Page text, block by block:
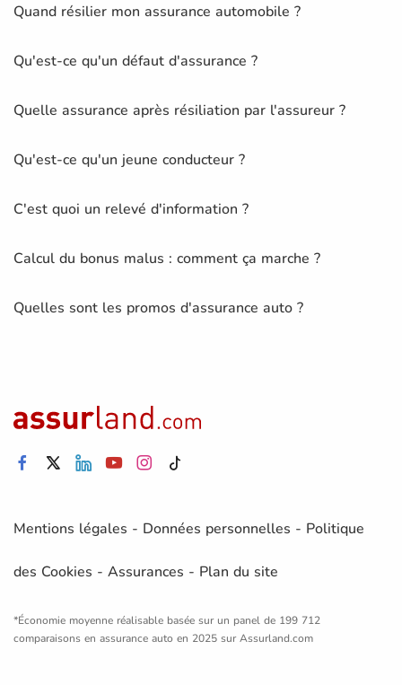
Quand résilier mon assurance automobile ?
Qu'est-ce qu'un défaut d'assurance ?
Quelle assurance après résiliation par l'assureur ?
Qu'est-ce qu'un jeune conducteur ?
C'est quoi un relevé d'information ?
Calcul du bonus malus : comment ça marche ?
Quelles sont les promos d'assurance auto ?
Mentions légales - Données personnelles - Politique
des Cookies - Assurances - Plan du site
*Économie moyenne réalisable basée sur un panel de 199 712
comparaisons en assurance auto en 2025 sur Assurland.com